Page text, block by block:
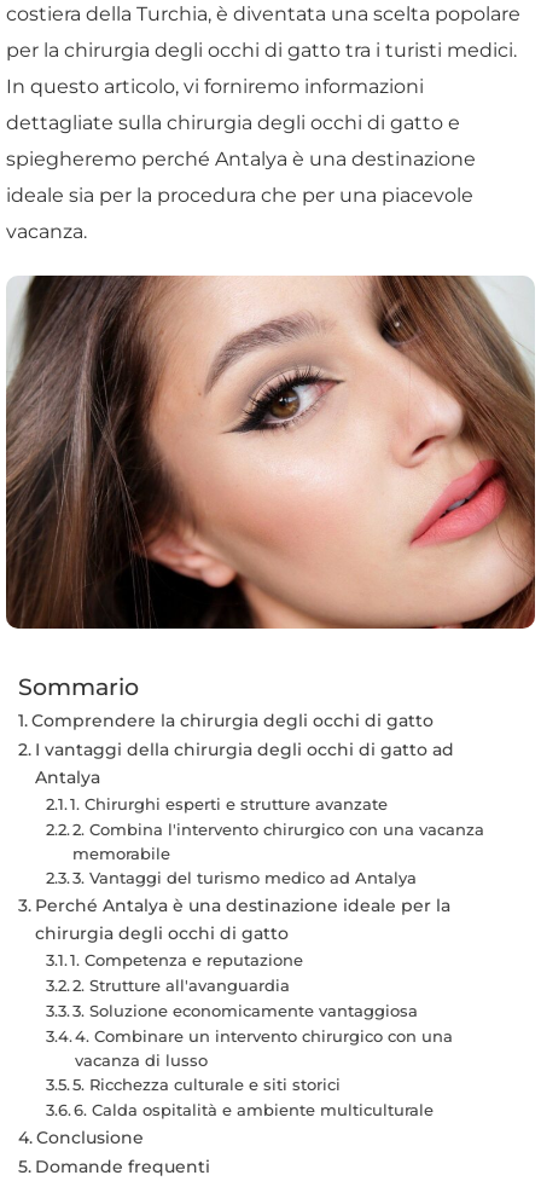
costiera della Turchia, è diventata una scelta popolare
per la chirurgia degli occhi di gatto tra i turisti medici.
In questo articolo, vi forniremo informazioni
dettagliate sulla chirurgia degli occhi di gatto e
spiegheremo perché Antalya è una destinazione
ideale sia per la procedura che per una piacevole
vacanza.
Sommario
Comprendere la chirurgia degli occhi di gatto
I vantaggi della chirurgia degli occhi di gatto ad
Antalya
1. Chirurghi esperti e strutture avanzate
2. Combina l'intervento chirurgico con una vacanza
memorabile
3. Vantaggi del turismo medico ad Antalya
Perché Antalya è una destinazione ideale per la
chirurgia degli occhi di gatto
1. Competenza e reputazione
2. Strutture all'avanguardia
3. Soluzione economicamente vantaggiosa
4. Combinare un intervento chirurgico con una
vacanza di lusso
5. Ricchezza culturale e siti storici
6. Calda ospitalità e ambiente multiculturale
Conclusione
Domande frequenti